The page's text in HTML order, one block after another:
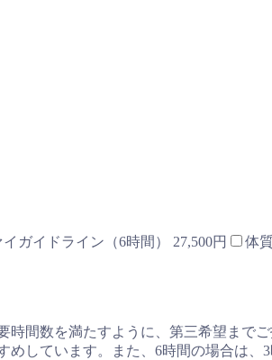
ガイドライン（6時間） 27,500円 体
間数を満たすように、第三希望までご
しています。また、6時間の場合は、